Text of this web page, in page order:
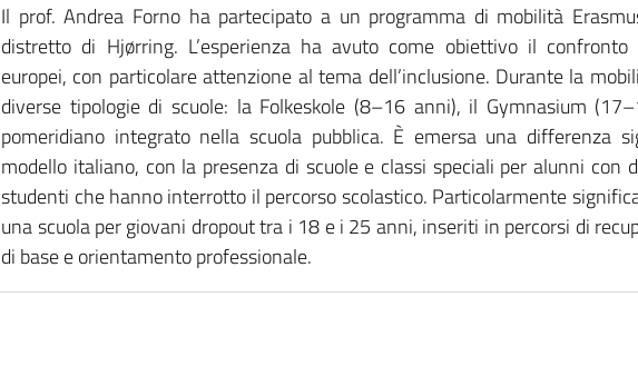
Il prof. Andrea Forno ha partecipato a un programma di mobilità
distretto di Hjørring. L’esperienza ha avuto come obiettivo il
europei, con particolare attenzione al tema dell’inclusione. Durante la
diverse tipologie di scuole: la Folkeskole (8–16 anni), il Gymnasium
pomeridiano integrato nella scuola pubblica. È emersa una differenza
modello italiano, con la presenza di scuole e classi speciali per alunni con
studenti che hanno interrotto il percorso scolastico. Particolarmente
una scuola per giovani dropout tra i 18 e i 25 anni, inseriti in percorsi di
di base e orientamento professionale.